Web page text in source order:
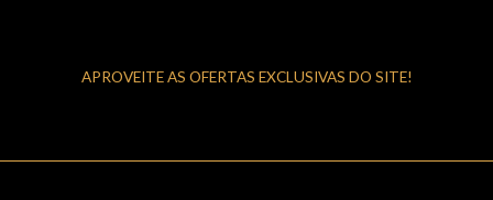
APROVEITE AS OFERTAS EXCLUSIVAS DO SITE!